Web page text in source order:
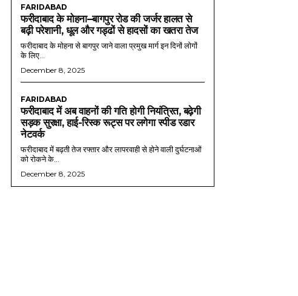
FARIDABAD
फरीदाबाद के मोहना–बागपुर रोड की जर्जर हालत से
बढ़ी परेशानी, धूल और गड्ढों से हादसों का खतरा तेज
फरीदाबाद के मोहना से बागपुर जाने वाला प्रमुख मार्ग इन दिनों लोगों
के लिए...
December 8, 2025
FARIDABAD
फरीदाबाद में अब वाहनों की गति होगी नियंत्रित, बढ़ेगी
सड़क सुरक्षा, हाई-रिस्क रूट्स पर लगेगा स्पीड रडार
नेटवर्क
फरीदाबाद में बढ़ती तेज रफ्तार और लापरवाही से होने वाली दुर्घटनाओं
को रोकने के...
December 8, 2025